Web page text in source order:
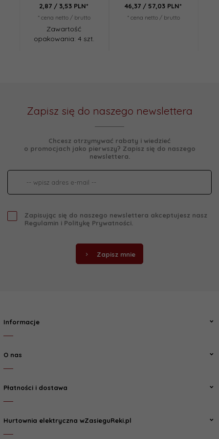
2,87 / 3,53 PLN*
* cena netto / brutto
Zawartość
opakowania: 4 szt.
46,37 / 57,03 PLN*
* cena netto / brutto
Zapisz się do naszego newslettera
Chcesz otrzymywać rabaty i wiedzieć
o promocjach jako pierwszy? Zapisz się do naszego
newslettera.
Zapisując się do naszego newslettera akceptujesz nasz
Regulamin i Politykę Prywatności.
Zapisz mnie
Informacje
O nas
Płatności i dostawa
Hurtownia elektryczna wZasieguReki.pl